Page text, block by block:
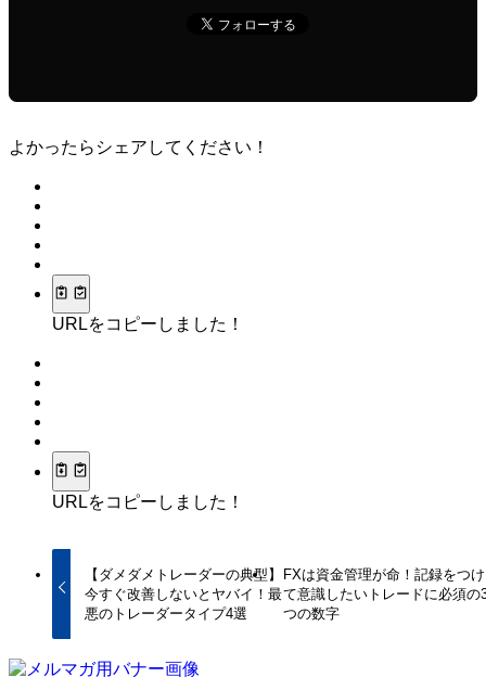
よかったらシェアしてください！
URLをコピーしました！
URLをコピーしました！
【ダメダメトレーダーの典型】
今すぐ改善しないとヤバイ！最
悪のトレーダータイプ4選
FXは資金管理が命！記録をつけ
て意識したいトレードに必須の
つの数字